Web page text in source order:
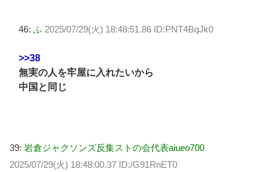
46: ふ 2025/07/29(火) 18:48:51.86 ID:PNT4BqJk0
>>38
無実の人を牢屋に入れたいから
中国と同じ
39: 岩倉ジャクソンズ反集ストの会代表aiueo700
2025/07/29(火) 18:48:00.37 ID:/G91RnET0